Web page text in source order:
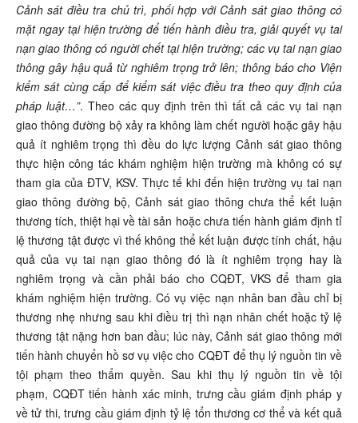
Cảnh sát điều tra chủ trì, phối hợp với Cảnh sát giao thông có
mặt ngay tại hiện trường để tiến hành điều tra, giải quyết vụ tai
nạn giao thông có người chết tại hiện trường; các vụ tai nạn giao
thông gây hậu quả từ nghiêm trọng trở lên; thông báo cho Viện
kiểm sátcùng cấp để kiểm sát việc điều tra theo quy định của
pháp luật…”. Theo các quy định trên thì tất cả các vụ tai nạn
giao thông đường bộ xảy ra không làm chết người hoặc gây hậu
quả ít nghiêm trọng thì đều do lực lượng Cảnh sát giao thông
thực hiện công tác khám nghiệm hiện trường mà không có sự
tham gia của ĐTV, KSV. Thực tế khi đến hiện trường vụ tai nạn
giao thông đường bộ, Cảnh sát giao thông chưa thể kết luận
thương tích, thiệt hại về tài sản hoặc chưa tiến hành giám định tỉ
lệ thương tật được vì thế không thể kết luận được tính chất, hậu
quả của vụ tai nạn giao thông đó là ít nghiêm trọng hay là
nghiêm trọng và cần phải báo cho CQĐT, VKS để tham gia
khám nghiệm hiện trường. Có vụ việc nạn nhân ban đầu chỉ bị
thương nhẹ nhưng sau khi điều trị thì nạn nhân chết hoặc tỷ lệ
thương tật nặng hơn ban đầu; lúc này, Cảnh sát giao thông mới
tiến hành chuyển hồ sơ vụ việc cho CQĐT để thụ lý nguồn tin về
tội phạm theo thẩm quyền. Sau khi thụ lý nguồn tin về tội
phạm, CQĐT tiến hành xác minh, trưng cầu giám định pháp y
về tử thi, trưng cầu giám định tỷ lệ tổn thương cơ thể và kết quả